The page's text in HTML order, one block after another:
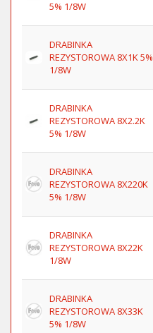
5% 1/8W
DRABINKA
REZYSTOROWA 8X1K 5%
1/8W
DRABINKA
REZYSTOROWA 8X2.2K
5% 1/8W
DRABINKA
REZYSTOROWA 8X220K
5% 1/8W
DRABINKA
REZYSTOROWA 8X22K
1/8W
DRABINKA
REZYSTOROWA 8X33K
5% 1/8W